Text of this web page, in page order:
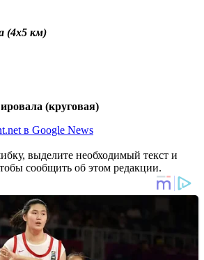
(4х5 км)
(круговая)
в Google News
выделите необходимый текст и
сообщить об этом редакции.